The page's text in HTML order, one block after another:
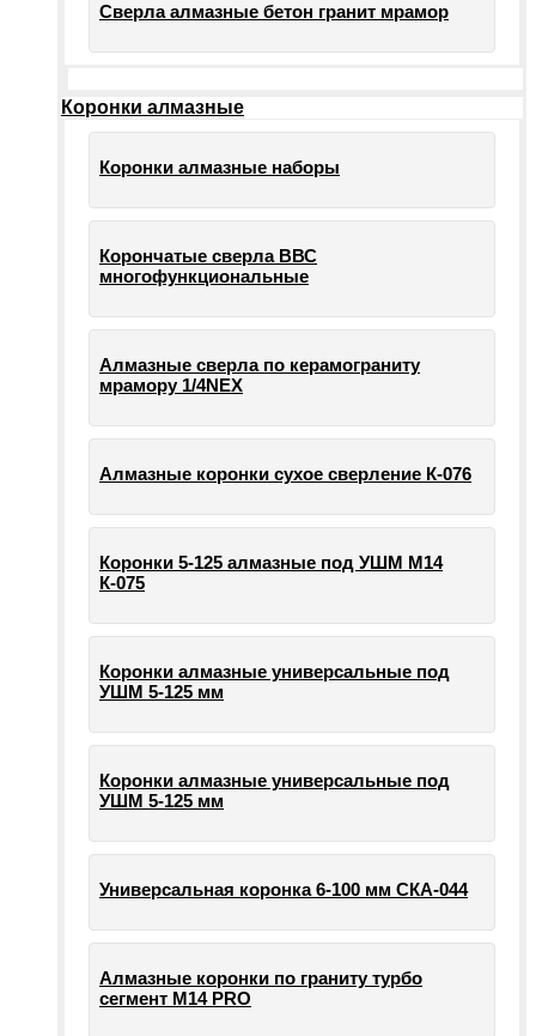
Сверла алмазные бетон гранит мрамор
Коронки алмазные
Коронки алмазные наборы
Корончатые сверла ВВС
многофункциональные
Алмазные сверла по керамограниту
мрамору 1/4NEX
Алмазные коронки сухое сверление К-076
Коронки 5-125 алмазные под УШМ М14
К-075
Коронки алмазные универсальные под
УШМ 5-125 мм
Коронки алмазные универсальные под
УШМ 5-125 мм
Универсальная коронка 6-100 мм СКА-044
Алмазные коронки по граниту турбо
сегмент М14 PRO